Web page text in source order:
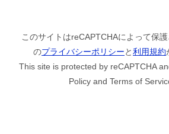
このサイトはreCAPTCHAによって保
のプライバシーポリシーと利用規約
This site is protected by reCAPTCHA
Policy and Terms of